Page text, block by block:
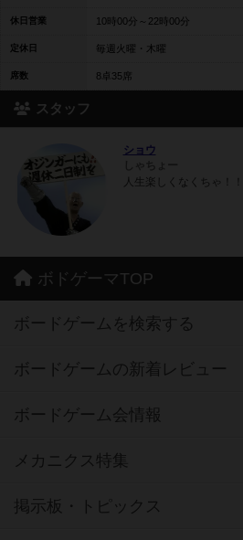
休日営業 10時00分～22時00分
定休日 毎週火曜・木曜
席数 8卓35席
スタッフ
ショウ
人生楽しくなくちゃ！！
ボドゲーマTOP
ボードゲームを検索する
ボードゲームの新着レビュー
ボードゲーム会情報
メカニクス特集
掲示板・トピックス